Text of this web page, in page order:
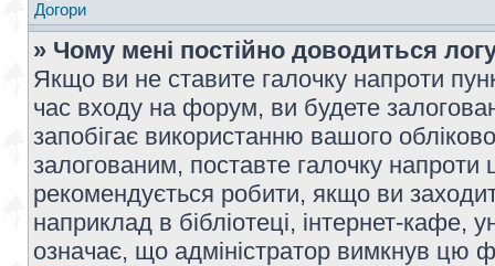
Догори
» Чому мені постійно доводиться
Якщо ви не ставите галочку напроти
час входу на форум, ви будете
запобігає використанню вашого
залогованим, поставте галочку
рекомендується робити, якщо ви
наприклад в бібліотеці, інтернет-кафе,
означає, що адміністратор вимкнув цю